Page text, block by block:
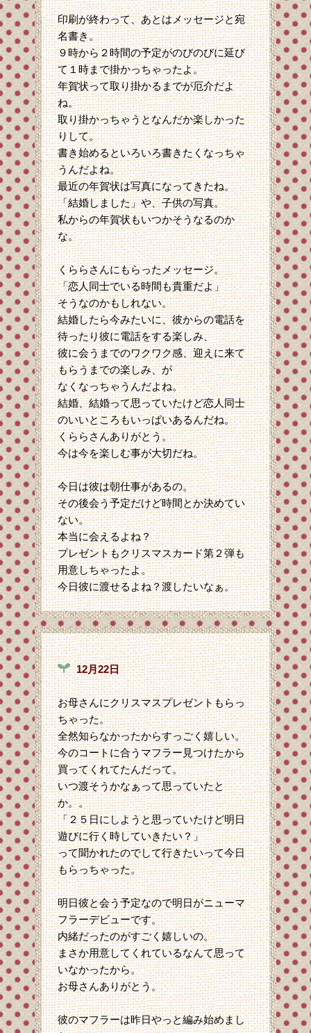
印刷が終わって、あとはメッセージと宛
名書き。
９時から２時間の予定がのびのびに延び
て１時まで掛かっちゃったよ。
年賀状って取り掛かるまでが厄介だよ
ね。
取り掛かっちゃうとなんだか楽しかった
りして。
書き始めるといろいろ書きたくなっちゃ
うんだよね。
最近の年賀状は写真になってきたね。
「結婚しました」や、子供の写真。
私からの年賀状もいつかそうなるのか
な。
くららさんにもらったメッセージ。
「恋人同士でいる時間も貴重だよ」
そうなのかもしれない。
結婚したら今みたいに、彼からの電話を
待ったり彼に電話をする楽しみ、
彼に会うまでのワクワク感、迎えに来て
もらうまでの楽しみ、が
なくなっちゃうんだよね。
結婚、結婚って思っていたけど恋人同士
のいいところもいっぱいあるんだね。
くららさんありがとう。
今は今を楽しむ事が大切だね。
今日は彼は朝仕事があるの。
その後会う予定だけど時間とか決めてい
ない。
本当に会えるよね？
プレゼントもクリスマスカード第２弾も
用意しちゃったよ。
今日彼に渡せるよね？渡したいなぁ。
12月22日
お母さんにクリスマスプレゼントもらっ
ちゃった。
全然知らなかったからすっごく嬉しい。
今のコートに合うマフラー見つけたから
買ってくれてたんだって。
いつ渡そうかなぁって思っていたと
か。。
「２５日にしようと思っていたけど明日
遊びに行く時していきたい？」
って聞かれたのでして行きたいって今日
もらっちゃった。
明日彼と会う予定なので明日がニューマ
フラーデビューです。
内緒だったのがすごく嬉しいの。
まさか用意してくれているなんて思って
いなかったから。
お母さんありがとう。
彼のマフラーは昨日やっと編み始めまし